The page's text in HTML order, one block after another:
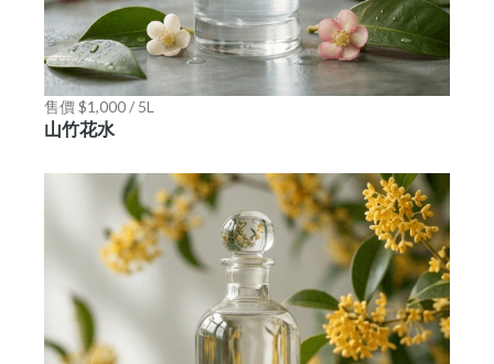
售價 $1,000 / 5L
山竹花水